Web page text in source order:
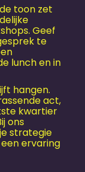
toon zet
Geef
te
lunch en in
hangen.
act,
kwartier
ons
strategie
ervaring